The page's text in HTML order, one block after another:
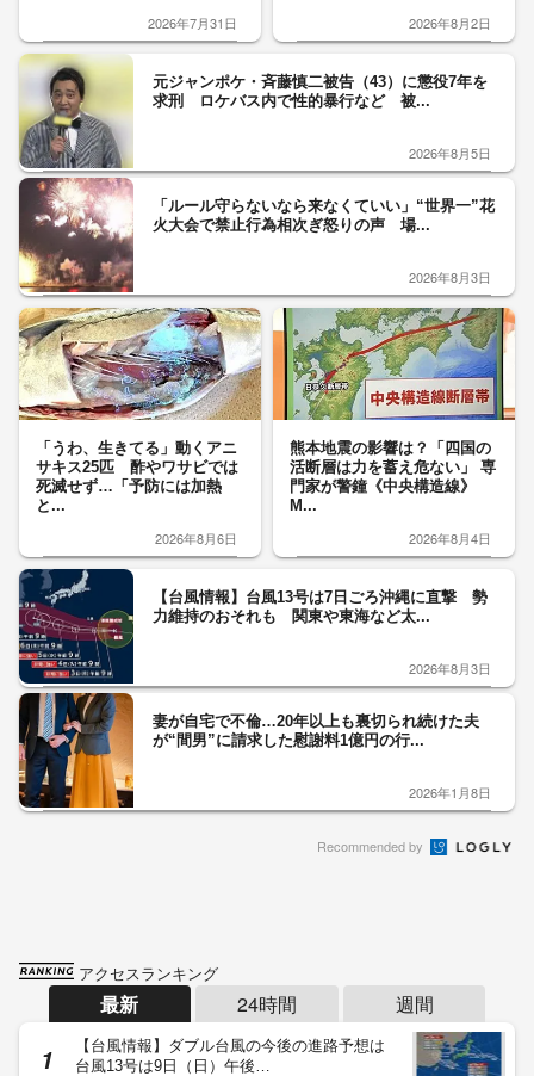
2026年7月31日 2026年8月2日
元ジャンポケ・斉藤慎二被告（43）に懲役7年を
求刑 ロケバス内で性的暴行など 被...
2026年8月5日
「ルール守らないなら来なくていい」“世界一”花
火大会で禁止行為相次ぎ怒りの声 場...
2026年8月3日
「うわ、生きてる」動くアニ
サキス25匹 酢やワサビでは
死滅せず…「予防には加熱
と...
2026年8月6日
熊本地震の影響は？「四国の
活断層は力を蓄え危ない」 専
門家が警鐘《中央構造線》
M...
2026年8月4日
【台風情報】台風13号は7日ごろ沖縄に直撃 勢
力維持のおそれも 関東や東海など太...
2026年8月3日
妻が自宅で不倫…20年以上も裏切られ続けた夫
が“間男”に請求した慰謝料1億円の行...
2026年1月8日
Recommended by
アクセスランキング
最新 24時間 週間
【台風情報】ダブル台風の今後の進路予想は
台風13号は9日（日）午後…